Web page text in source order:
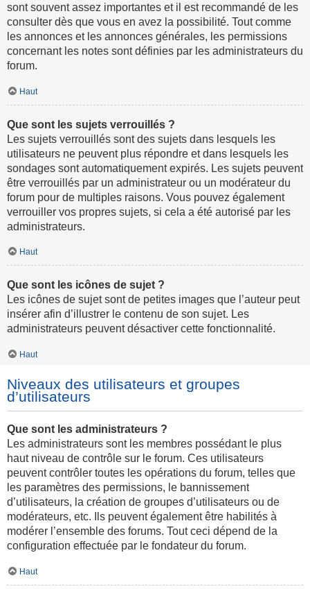
sont souvent assez importantes et il est recommandé de les
consulter dès que vous en avez la possibilité. Tout comme
les annonces et les annonces générales, les permissions
concernant les notes sont définies par les administrateurs du
forum.
Haut
Que sont les sujets verrouillés ?
Les sujets verrouillés sont des sujets dans lesquels les
utilisateurs ne peuvent plus répondre et dans lesquels les
sondages sont automatiquement expirés. Les sujets peuvent
être verrouillés par un administrateur ou un modérateur du
forum pour de multiples raisons. Vous pouvez également
verrouiller vos propres sujets, si cela a été autorisé par les
administrateurs.
Haut
Que sont les icônes de sujet ?
Les icônes de sujet sont de petites images que l’auteur peut
insérer afin d’illustrer le contenu de son sujet. Les
administrateurs peuvent désactiver cette fonctionnalité.
Haut
Niveaux des utilisateurs et groupes
d’utilisateurs
Que sont les administrateurs ?
Les administrateurs sont les membres possédant le plus
haut niveau de contrôle sur le forum. Ces utilisateurs
peuvent contrôler toutes les opérations du forum, telles que
les paramètres des permissions, le bannissement
d’utilisateurs, la création de groupes d’utilisateurs ou de
modérateurs, etc. Ils peuvent également être habilités à
modérer l’ensemble des forums. Tout ceci dépend de la
configuration effectuée par le fondateur du forum.
Haut